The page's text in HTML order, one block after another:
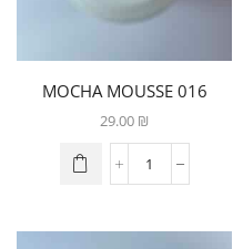
016 MOCHA MOUSSE
29.00 ₪